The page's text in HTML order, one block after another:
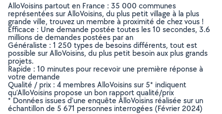
AlloVoisins partout en France : 35 000 communes
représentées sur AlloVoisins, du plus petit village à la plus
grande ville, trouvez un membre à proximité de chez vous !
Efficace : Une demande postée toutes les 10 secondes, 3.6
millions de demandes postées par an
Généraliste : 1 250 types de besoins différents, tout est
possible sur AlloVoisins, du plus petit besoin aux plus grands
projets.
Rapide : 10 minutes pour recevoir une première réponse à
votre demande
Qualité / prix : 4 membres AlloVoisins sur 5* indiquent
qu’AlloVoisins propose un bon rapport qualité/prix
* Données issues d’une enquête AlloVoisins réalisée sur un
échantillon de 5 671 personnes interrogées (Février 2024)